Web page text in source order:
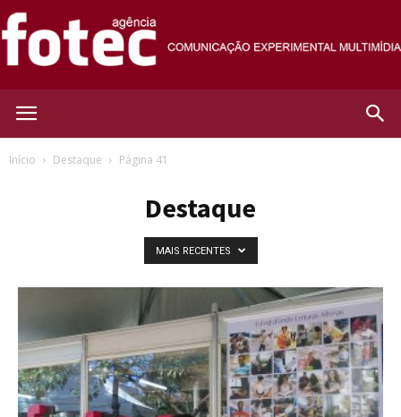
Fotec
Início Destaque Página 41
Destaque
MAIS RECENTES